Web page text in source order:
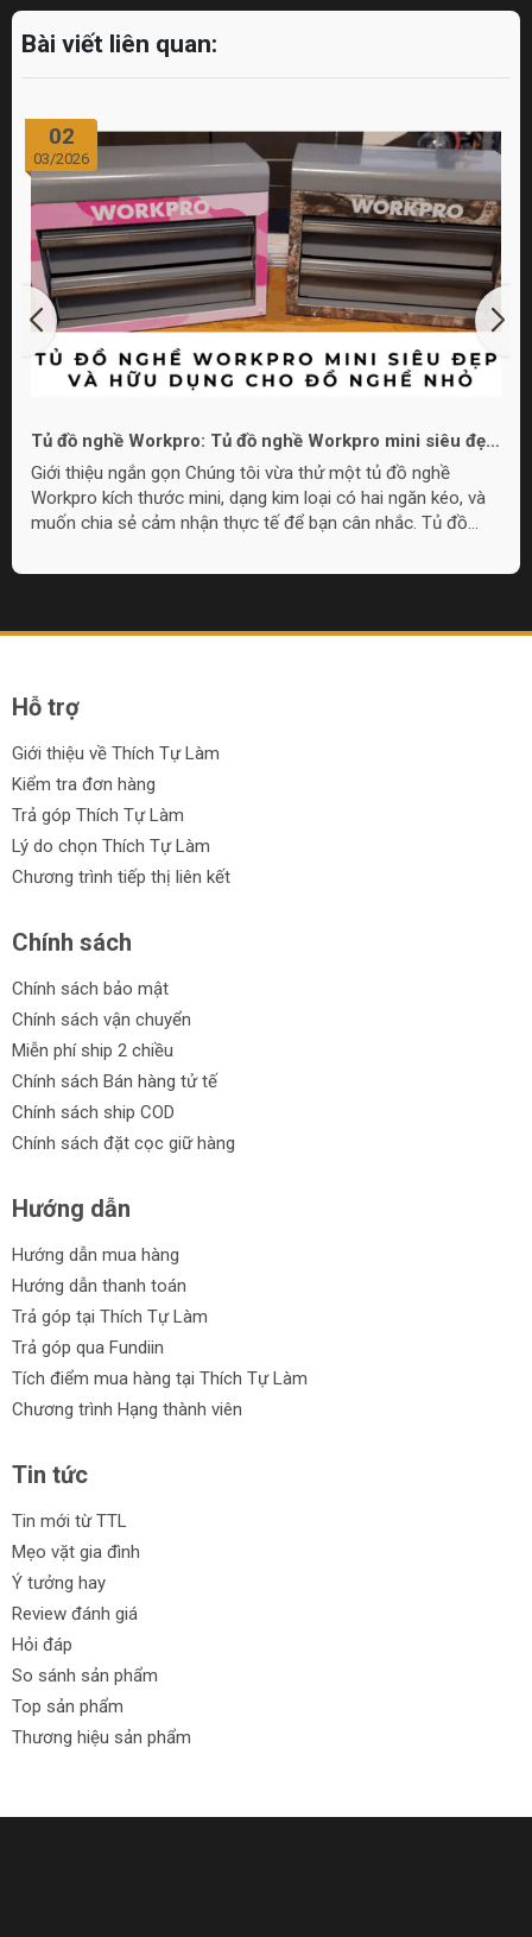
Bài viết liên quan:
02
03/2026
Tủ đồ nghề Workpro: Tủ đồ nghề Workpro mini siêu đẹp
và hữu dụng cho đồ nghề nhỏ
Giới thiệu ngắn gọn Chúng tôi vừa thử một tủ đồ nghề
Workpro kích thước mini, dạng kim loại có hai ngăn kéo, và
muốn chia sẻ cảm nhận thực tế để bạn cân nhắc. Tủ đồ
nghề nhỏ gọn, làm quà tặng, hoặc đặt trong góc làm việc khi
Hỗ trợ
Giới thiệu về Thích Tự Làm
Kiểm tra đơn hàng
Trả góp Thích Tự Làm
Lý do chọn Thích Tự Làm
Chương trình tiếp thị liên kết
Chính sách
Chính sách bảo mật
Chính sách vận chuyển
Miễn phí ship 2 chiều
Chính sách Bán hàng tử tế
Chính sách ship COD
Chính sách đặt cọc giữ hàng
Hướng dẫn
Hướng dẫn mua hàng
Hướng dẫn thanh toán
Trả góp tại Thích Tự Làm
Trả góp qua Fundiin
Tích điểm mua hàng tại Thích Tự Làm
Chương trình Hạng thành viên
Tin tức
Tin mới từ TTL
Mẹo vặt gia đình
Ý tưởng hay
Review đánh giá
Hỏi đáp
So sánh sản phẩm
Top sản phẩm
Thương hiệu sản phẩm